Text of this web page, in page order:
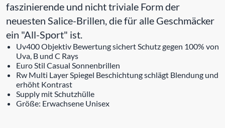
faszinierende und nicht triviale Form der
neuesten Salice-Brillen, die für alle Geschmäcker
ein "All-Sport" ist.
Uv400 Objektiv Bewertung sichert Schutz gegen 100% von
Uva, B und C Rays
Euro Stil Casual Sonnenbrillen
Rw Multi Layer Spiegel Beschichtung schlägt Blendung und
erhöht Kontrast
Supply mit Schutzhülle
Größe: Erwachsene Unisex